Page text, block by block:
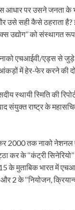
आधार पर उसने जनता
सही कैसे ठहराता है?
उद्योग’’ को संस्थागत
नाको एचआईवी/एड्स से
में हेर-फेर करने की
स्मिति की रिपोर्ट
संयुक्त राष्ट्र के
2000 तक नाको नेशनल
के ‘‘कंट्री सिनेरियो’’
के मुताबिक भारत में
2 के ‘‘नियोजन,